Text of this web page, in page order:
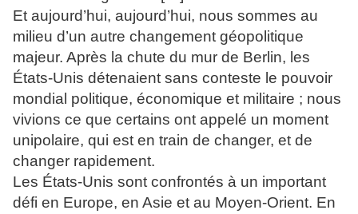
Et aujourd’hui, aujourd’hui, nous sommes au
milieu d’un autre changement géopolitique
majeur. Après la chute du mur de Berlin, les
États-Unis détenaient sans conteste le pouvoir
mondial politique, économique et militaire ; nous
vivions ce que certains ont appelé un moment
unipolaire, qui est en train de changer, et de
changer rapidement.
Les États-Unis sont confrontés à un important
défi en Europe, en Asie et au Moyen-Orient. En